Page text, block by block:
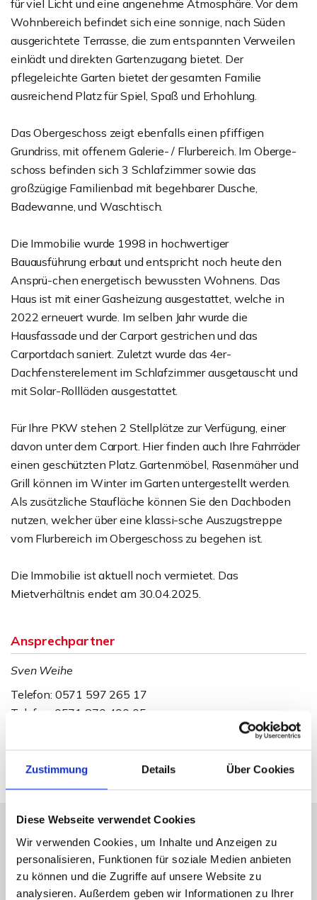
Zustimmung Details Über Cookies
Diese Webseite verwendet Cookies
Wir verwenden Cookies, um Inhalte und Anzeigen zu
personalisieren, Funktionen für soziale Medien anbieten
zu können und die Zugriffe auf unsere Website zu
analysieren. Außerdem geben wir Informationen zu Ihrer
für viel Licht und eine angenehme Atmosphäre. Vor dem
Wohnbereich befindet sich eine sonnige, nach Süden
ausgerichtete Terrasse, die zum entspannten Verweilen
einlädt und direkten Gartenzugang bietet. Der
pflegeleichte Garten bietet der gesamten Familie
ausreichend Platz für Spiel, Spaß und Erhohlung.
Das Obergeschoss zeigt ebenfalls einen pfiffigen
Grundriss, mit offenem Galerie- / Flurbereich. Im Oberge-
schoss befinden sich 3 Schlafzimmer sowie das
großzügige Familienbad mit begehbarer Dusche,
Badewanne, und Waschtisch.
Die Immobilie wurde 1998 in hochwertiger
Bauausführung erbaut und entspricht noch heute den
Ansprü-chen energetisch bewussten Wohnens. Das
Haus ist mit einer Gasheizung ausgestattet, welche in
2022 erneuert wurde. Im selben Jahr wurde die
Hausfassade und der Carport gestrichen und das
Carportdach saniert. Zuletzt wurde das 4er-
Dachfensterelement im Schlafzimmer ausgetauscht und
mit Solar-Rollläden ausgestattet.
Für Ihre PKW stehen 2 Stellplätze zur Verfügung, einer
davon unter dem Carport. Hier finden auch Ihre Fahrräder
einen geschützten Platz. Gartenmöbel, Rasenmäher und
Grill können im Winter im Garten untergestellt werden.
Als zusätzliche Staufläche können Sie den Dachboden
nutzen, welcher über eine klassi-sche Auszugstreppe
vom Flurbereich im Obergeschoss zu begehen ist.
Die Immobilie ist aktuell noch vermietet. Das
Mietverhältnis endet am 30.04.2025.
Ansprechpartner
Sven Weihe
Telefon: 0571 597 265 17
Telefax: 0571 870 490 05
Energieausweis (Verbrauchsausweis)